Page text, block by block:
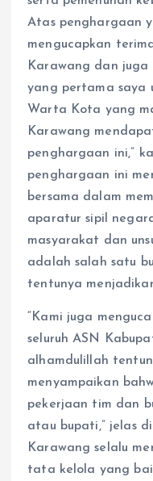
Atas penghargaan
mengucapkan
Karawang dan
yang pertama saya
Warta Kota yang
Karawang
penghargaan ini,”
penghargaan ini
bersama dalam
aparatur sipil
masyarakat dan
adalah salah satu
tentunya
“Kami juga
seluruh ASN
alhamdulillah
menyampaikan
pekerjaan tim dan
atau bupati,” jelas
Karawang selalu
tata kelola yang